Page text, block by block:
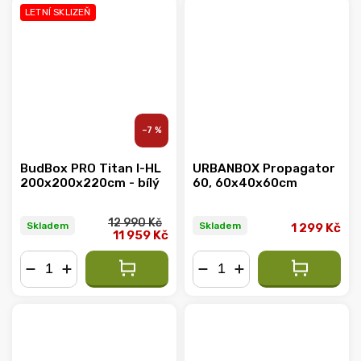
LETNÍ SKLIZEŇ
–7 %
BudBox PRO Titan I-HL
200x200x220cm - bílý
Skladem 12 990 Kč
11 959 Kč
URBANBOX Propagator
60, 60x40x60cm
Skladem 1 299 Kč